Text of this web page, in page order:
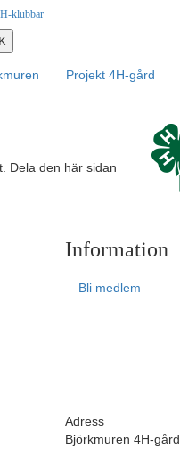
klubbar
Projekt 4H-gård
Dela den här sidan
Information
Bli medlem
Adress
Björkmuren 4H-gård